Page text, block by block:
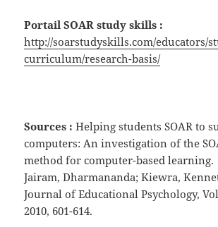
Portail SOAR study skills :
http://soarstudyskills.com/educators/
curriculum/research-basis/
Sources : Helping students SOAR to
computers: An investigation of the
method for computer-based learning.
Jairam, Dharmananda; Kiewra,
Journal of Educational Psychology,
2010, 601-614.